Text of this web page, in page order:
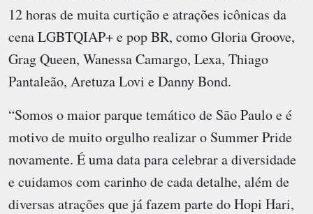
12 horas de muita curtição e atrações icônicas da
cena LGBTQIAP+ e pop BR, como Gloria Groove,
Grag Queen, Wanessa Camargo, Lexa, Thiago
Pantaleão, Aretuza Lovi e Danny Bond.
“Somos o maior parque temático de São Paulo e é
motivo de muito orgulho realizar o Summer Pride
novamente. É uma data para celebrar a diversidade
e cuidamos com carinho de cada detalhe, além de
diversas atrações que já fazem parte do Hopi Hari,